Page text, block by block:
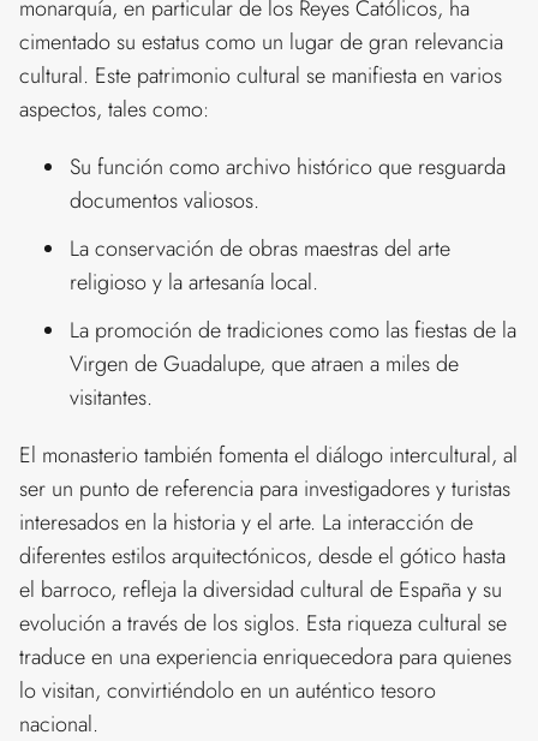
monarquía, en particular de los Reyes Católicos, ha
cimentado su estatus como un lugar de gran relevancia
cultural. Este patrimonio cultural se manifiesta en varios
aspectos, tales como:
Su función como archivo histórico que resguarda
documentos valiosos.
La conservación de obras maestras del arte
religioso y la artesanía local.
La promoción de tradiciones como las fiestas de la
Virgen de Guadalupe, que atraen a miles de
visitantes.
El monasterio también fomenta el diálogo intercultural, al
ser un punto de referencia para investigadores y turistas
interesados en la historia y el arte. La interacción de
diferentes estilos arquitectónicos, desde el gótico hasta
el barroco, refleja la diversidad cultural de España y su
evolución a través de los siglos. Esta riqueza cultural se
traduce en una experiencia enriquecedora para quienes
lo visitan, convirtiéndolo en un auténtico tesoro
nacional.